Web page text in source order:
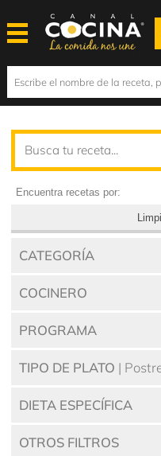
Encuentra recetas por:
CATEGORÍA
COCINERO
PROGRAMA
TIPO DE PLATO |
DIETA ESPECÍFICA
OTROS FILTROS